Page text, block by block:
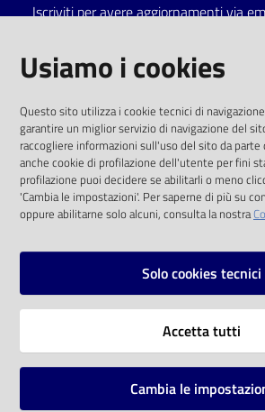
on line
Eventi
Chiedi al
bibliotecario
Avvisi
Iscriviti per avere aggiornamenti via
solo alle condizioni previste dalla
comunitaria 2003/98/CE e dal d.lgs.
SOCIAL
Instagram
Vai alla pagina
Usiamo i cookies
Questo sito utilizza i cookie tecnici di
garantire un miglior servizio di navigazione del
raccogliere informazioni sull'uso del sito da
anche cookie di profilazione dell'utente per fini
profilazione puoi decidere se abilitarli o meno
'Cambia le impostazioni'. Per saperne di più su
oppure abilitarne solo alcuni, consulta la nostra
Solo cookies tecnici
Accetta tutti
Cambia le